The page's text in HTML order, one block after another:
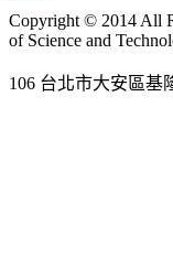
Gmail
Copyright © 2014 All
of Science and
106 台北市大安區基